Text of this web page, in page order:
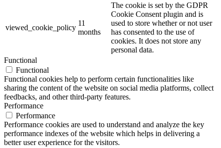
viewed_cookie_policy
11
months
The cookie is set by the GDPR
Cookie Consent plugin and is
used to store whether or not user
has consented to the use of
cookies. It does not store any
personal data.
Functional
Functional
Functional cookies help to perform certain functionalities like
sharing the content of the website on social media platforms, collect
feedbacks, and other third-party features.
Performance
Performance
Performance cookies are used to understand and analyze the key
performance indexes of the website which helps in delivering a
better user experience for the visitors.